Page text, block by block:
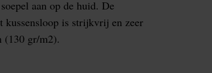
aan op de huid. De
kussensloop is strijkvrij en zeer
(130 gr/m2).